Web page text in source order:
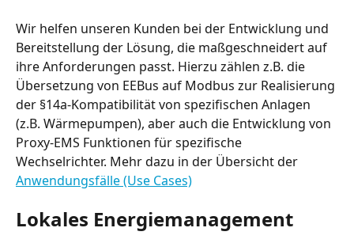
Wir helfen unseren Kunden bei der Entwicklung und
Bereitstellung der Lösung, die maßgeschneidert auf
ihre Anforderungen passt. Hierzu zählen z.B. die
Übersetzung von EEBus auf Modbus zur Realisierung
der §14a-Kompatibilität von spezifischen Anlagen
(z.B. Wärmepumpen), aber auch die Entwicklung von
Proxy-EMS Funktionen für spezifische
Wechselrichter. Mehr dazu in der Übersicht der
Anwendungsfälle (Use Cases)
Lokales Energiemanagement